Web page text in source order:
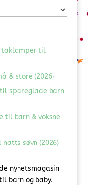
taklamper til
& store (2026)
spareglade barn
til barn & voksne
søvn (2026)
nyhetsmagasin
barn og baby.